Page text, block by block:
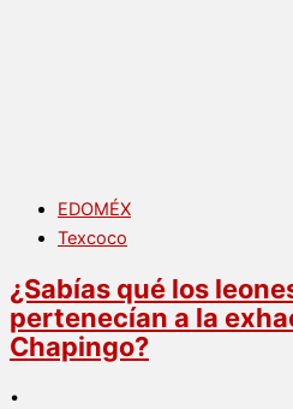
EDOMÉX
Texcoco
¿Sabías qué los
pertenecían a la
Chapingo?
•